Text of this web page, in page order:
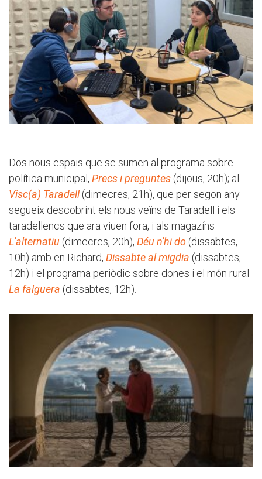
Dos nous espais que se sumen al programa sobre
política municipal, Precs i preguntes (dijous, 20h); al
Visc(a) Taradell(dimecres, 21h), que per segon any
segueix descobrint els nous veïns de Taradell i els
taradellencs que ara viuen fora, i als magazíns
L'alternatiu (dimecres, 20h), Déu n'hi do (dissabtes,
10h) amb en Richard, Dissabte al migdia (dissabtes,
12h) i el programa periòdic sobre dones i el món rural
La falguera (dissabtes, 12h).